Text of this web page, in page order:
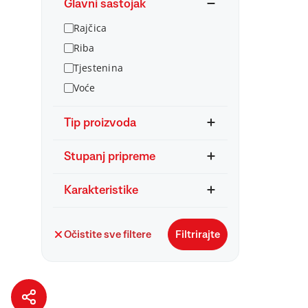
Glavni sastojak
Rajčica
Riba
Tjestenina
Voće
Tip proizvoda
Stupanj pripreme
Karakteristike
Očistite sve filtere Filtrirajte